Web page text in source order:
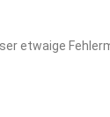
etwaige